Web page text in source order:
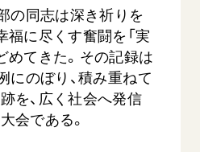
の同志は深き祈りを
福に尽くす奮闘を「実
めてきた。その記録は
にのぼり、積み重ねて
を、広く社会へ発信
会である。